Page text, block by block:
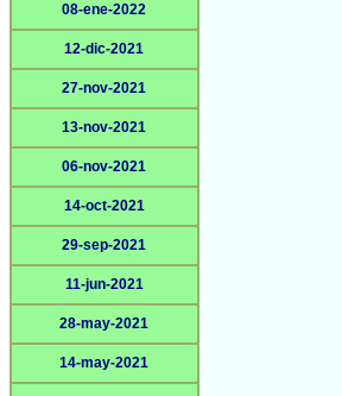
08-ene-2022
12-dic-2021
27-nov-2021
13-nov-2021
06-nov-2021
14-oct-2021
29-sep-2021
11-jun-2021
28-may-2021
14-may-2021